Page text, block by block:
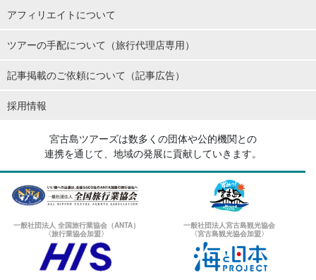
アフィリエイトについて
ツアーの手配について（旅行代理店専用）
記事掲載のご依頼について（記事広告）
採用情報
宮古島ツアーズは数多くの団体や公的機関との
連携を通じて、地域の発展に貢献していきます。
一般社団法人 全国旅行業協会（ANTA）
〈旅行業協会加盟〉
一般社団法人宮古島観光協会
〈宮古島観光協会加盟〉